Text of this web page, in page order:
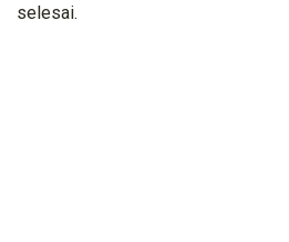
selesai.